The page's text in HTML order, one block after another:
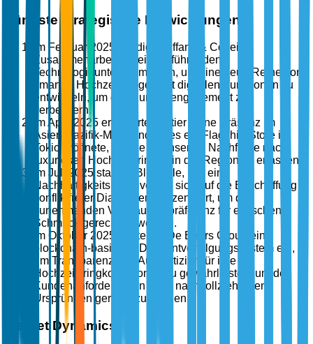
Jüngste strategische Entwicklungen
Im Februar 2025 kündigte Tiffany & Co. eine
Zusammenarbeit mit einem führenden
Technologieunternehmen an, um eine neue Reihe von
smarten Hochzeitsringen mit digitalen Funktionen zu
entwickeln, um das Kundenengagement zu
verbessern.
Im April 2025 erweiterte Cartier seine Präsenz im
Asien-Pazifik-Markt, indem es ein Flagship-Store in
Tokio eröffnete, um die wachsende Nachfrage nach
luxuriösen Hochzeitsringen in der Region zu erfassen.
Im Juli 2025 startete Blue Nile, Inc. eine
Nachhaltigkeitsinitiative, die sich auf die Beschaffung
konfliktfreier Diamanten konzentriert, um der
zunehmenden Verbraucherpräferenz für ethischen
Schmuck gerecht zu werden.
Im Oktober 2025 führte die De Beers Group ein
blockchain-basiertes Diamantverfolgungssystem ein,
um Transparenz und Authentizität für ihre
Hochzeitsringkollektionen zu gewährleisten, um den
Kundenanforderungen nach nachvollziehbaren
Ursprüngen gerecht zu werden.
Market Dynamics